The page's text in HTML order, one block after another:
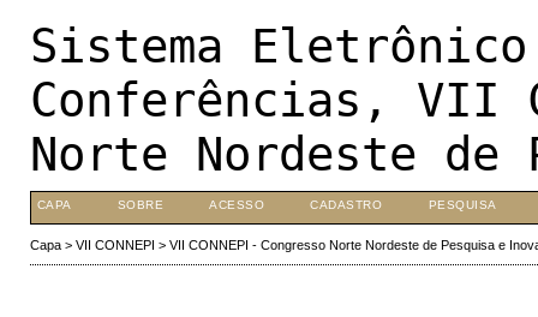
Sistema
Conferências, VII
Norte Nordeste de
CAPA SOBRE ACESSO CADASTRO PESQUISA
Capa> VII CONNEPI > VII CONNEPI - Congresso Norte Nordeste de Pesquisa e